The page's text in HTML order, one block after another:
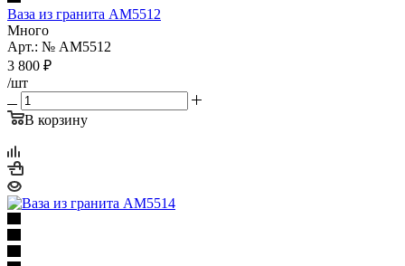
Ваза из гранита AM5512
Много
Арт.: № AM5512
3 800 ₽
/шт
В корзину